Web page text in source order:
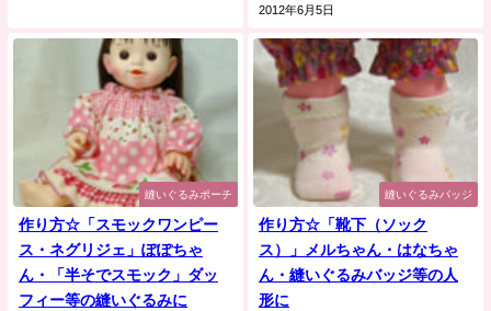
2012年6月5日
縫いぐるみポーチ
作り方☆「スモックワンピー
ス・ネグリジェ」ぽぽちゃ
ん・「半そでスモック」ダッ
フィー等の縫いぐるみに
縫いぐるみバッジ
作り方☆「靴下（ソック
ス）」メルちゃん・はなちゃ
ん・縫いぐるみバッジ等の人
形に